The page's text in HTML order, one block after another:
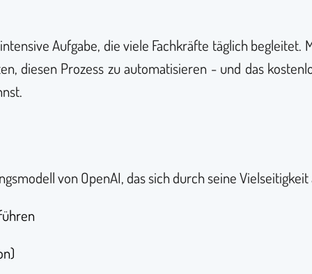
Aufgabe, die viele Fachkräfte täglich begleitet.
diesen Prozess zu automatisieren - und das
von OpenAI, das sich durch seine Vielseitigkeit